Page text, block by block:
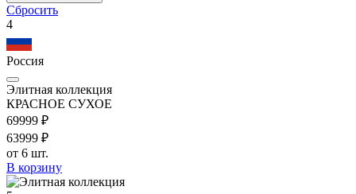
Сбросить
4
Россия
Элитная коллекция
КРАСНОЕ СУХОЕ
69999 ₽
63999 ₽
от 6 шт.
В корзину